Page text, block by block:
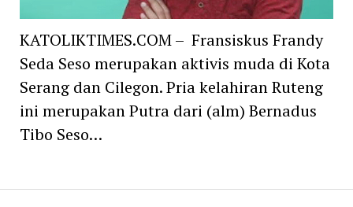
KATOLIKTIMES.COM – Fransiskus Frandy
Seda Seso merupakan aktivis muda di Kota
Serang dan Cilegon. Pria kelahiran Ruteng
ini merupakan Putra dari (alm) Bernadus
Tibo Seso…